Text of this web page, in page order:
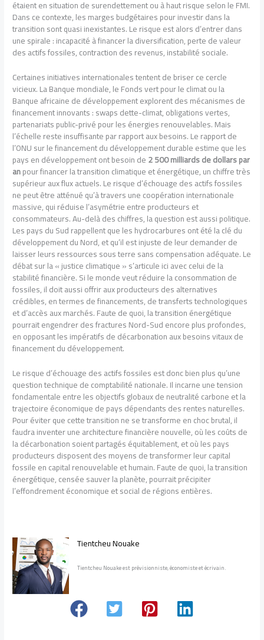
étaient en situation de surendettement ou à haut risque selon le FMI.
Dans ce contexte, les marges budgétaires pour investir dans la
transition sont quasi inexistantes. Le risque est alors d’entrer dans
une spirale : incapacité à financer la diversification, perte de valeur
des actifs fossiles, contraction des revenus, instabilité sociale.
Certaines initiatives internationales tentent de briser ce cercle
vicieux. La Banque mondiale, le Fonds vert pour le climat ou la
Banque africaine de développement explorent des mécanismes de
financement innovants : swaps dette-climat, obligations vertes,
partenariats public-privé pour les énergies renouvelables. Mais
l’échelle reste insuffisante par rapport aux besoins. Le rapport de
l’ONU sur le financement du développement durable estime que les
pays en développement ont besoin de2 500 milliards de dollars par
anpour financer la transition climatique et énergétique, un chiffre très
supérieur aux flux actuels. Le risque d’échouage des actifs fossiles
ne peut être atténué qu’à travers une coopération internationale
massive, qui réduise l’asymétrie entre producteurs et
consommateurs. Au-delà des chiffres, la question est aussi politique.
Les pays du Sud rappellent que les hydrocarbures ont été la clé du
développement du Nord, et qu’il est injuste de leur demander de
laisser leurs ressources sous terre sans compensation adéquate. Le
débat sur la « justice climatique » s’articule ici avec celui de la
stabilité financière. Si le monde veut réduire la consommation de
fossiles, il doit aussi offrir aux producteurs des alternatives
crédibles, en termes de financements, de transferts technologiques
et d’accès aux marchés. Faute de quoi, la transition énergétique
pourrait engendrer des fractures Nord-Sud encore plus profondes,
en opposant les impératifs de décarbonation aux besoins vitaux de
financement du développement.
Le risque d’échouage des actifs fossiles est donc bien plus qu’une
question technique de comptabilité nationale. Il incarne une tension
fondamentale entre les objectifs globaux de neutralité carbone et la
trajectoire économique de pays dépendants des rentes naturelles.
Pour éviter que cette transition ne se transforme en choc brutal, il
faudra inventer une architecture financière nouvelle, où les coûts de
la décarbonation soient partagés équitablement, et où les pays
producteurs disposent des moyens de transformer leur capital
fossile en capital renouvelable et humain. Faute de quoi, la transition
énergétique, censée sauver la planète, pourrait précipiter
l’effondrement économique et social de régions entières.
Tientcheu Nouake
Tientcheu Nouake est prévisionniste, économiste et écrivain.